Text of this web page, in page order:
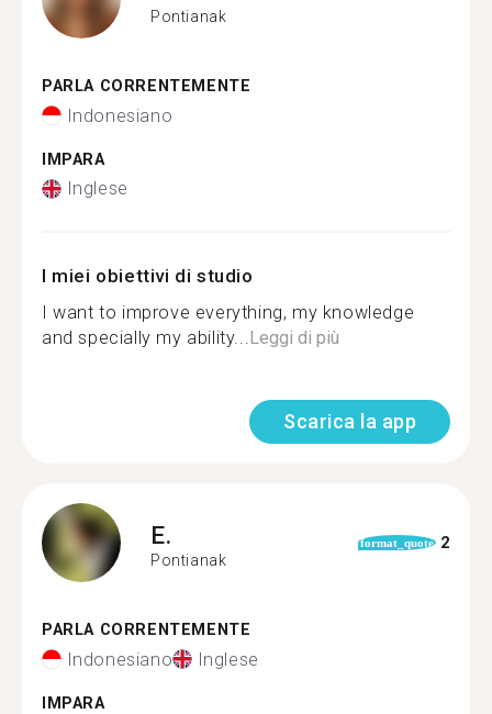
Pontianak
PARLA CORRENTEMENTE
Indonesiano
IMPARA
Inglese
I miei obiettivi di studio
I want to improve everything, my knowledge
and specially my ability...Leggi di più
Scarica la app
E.
Pontianak
format_quote 2
PARLA CORRENTEMENTE
Indonesiano Inglese
IMPARA